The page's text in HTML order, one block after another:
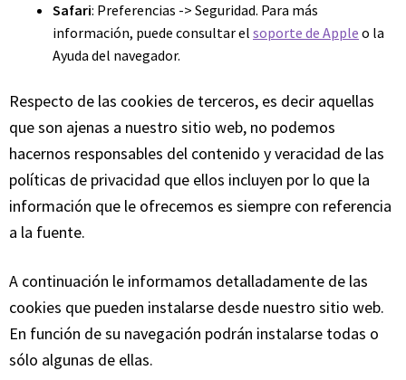
Safari: Preferencias -> Seguridad. Para más
información, puede consultar el soporte de Apple o la
Ayuda del navegador.
Respecto de las cookies de terceros, es decir aquellas
que son ajenas a nuestro sitio web, no podemos
hacernos responsables del contenido y veracidad de las
políticas de privacidad que ellos incluyen por lo que la
información que le ofrecemos es siempre con referencia
a la fuente.
A continuación le informamos detalladamente de las
cookies que pueden instalarse desde nuestro sitio web.
En función de su navegación podrán instalarse todas o
sólo algunas de ellas.